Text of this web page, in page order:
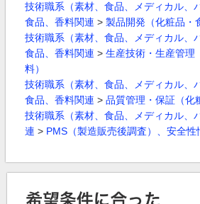
技術職系（素材、食品、メディカル、
食品、香料関連 > 製品開発（化粧品・
技術職系（素材、食品、メディカル、
食品、香料関連 > 生産技術・生産管理
料）
技術職系（素材、食品、メディカル、
食品、香料関連 > 品質管理・保証（化
技術職系（素材、食品、メディカル、
連 > PMS（製造販売後調査）、安全性